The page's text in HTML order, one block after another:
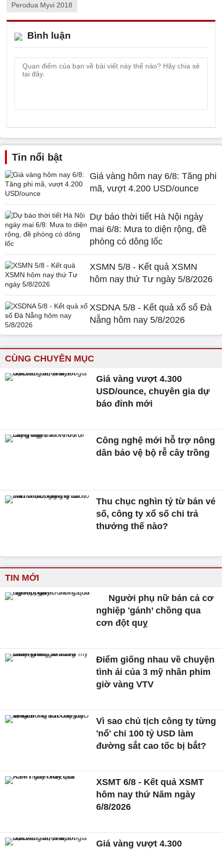
Perodua Myvi 2018
Bình luận
Tin nổi bật
Giá vàng hôm nay 6/8: Tăng phi
mã, vượt 4.200 USD/ounce
Dự báo thời tiết Hà Nội ngày
mai 6/8: Mưa to diện rộng, đề
phòng có dông lốc
XSMN 5/8 - Kết quả XSMN
hôm nay thứ Tư ngày 5/8/2026
XSDNA 5/8 - Kết quả xổ số Đà
Nẵng hôm nay 5/8/2026
CÙNG CHUYÊN MỤC
Giá vàng vượt 4.300
USD/ounce, chuyên gia dự
báo đỉnh mới
Công nghệ mới hỗ trợ nông
dân bảo vệ bộ rễ cây trồng
Thu chục nghìn tỷ từ bán vé
số, công ty xổ số chi trả
thưởng thế nào?
TIN MỚI
Người phụ nữ bán cả cơ
nghiệp 'gánh’ chồng qua
cơn đột quỵ
Điểm giống nhau về chuyện
tình ái của 3 mỹ nhân phim
giờ vàng VTV
Vì sao chủ tịch công ty từng
'nổ' chi 100 tỷ USD làm
đường sắt cao tốc bị bắt?
XSMT 6/8 - Kết quả XSMT
hôm nay thứ Năm ngày
6/8/2026
Giá vàng vượt 4.300